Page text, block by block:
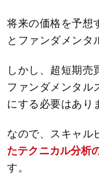
将来の価格を予想
とファンダメンタ
しかし、超短期売
ファンダメンタル
にする必要はあり
なので、スキャル
たテクニカル分析
す。